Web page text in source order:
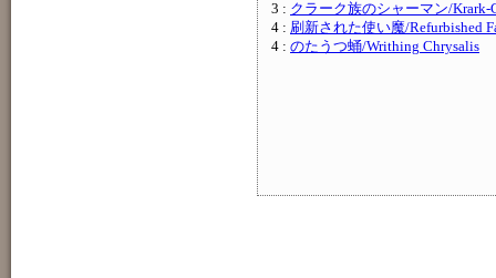
3 : クラーク族のシャーマン/Krark-
4 : 刷新された使い魔/Refurbished
4 : のたうつ蛹/Writhing Chrysalis